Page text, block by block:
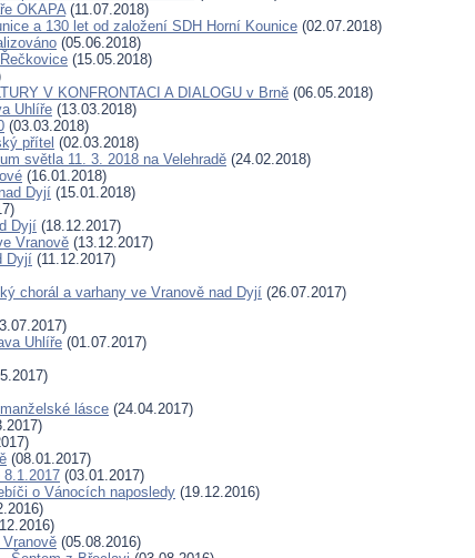
OKAPA(11.07.2018)
a 130 let od založení SDH Horní Kounice (02.07.2018)
(05.06.2018)
(15.05.2018)
V KONFRONTACI A DIALOGU v Brně (06.05.2018)
Uhlíře (13.03.2018)
(03.03.2018)
přítel (02.03.2018)
světla 11. 3. 2018 na Velehradě (24.02.2018)
(16.01.2018)
Dyjí (15.01.2018)
Dyjí (18.12.2017)
Vranově (13.12.2017)
Dyjí (11.12.2017)
chorál a varhany ve Vranově nad Dyjí (26.07.2017)
Uhlíře (01.07.2017)
lásce (24.04.2017)
(08.01.2017)
8.1.2017 (03.01.2017)
o Vánocích naposledy (19.12.2016)
(05.08.2016)